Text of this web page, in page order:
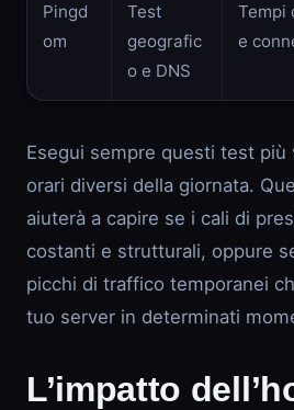
Pingd
om
Test
geografic
o e DNS
Tempi
e
Esegui sempre questi test
orari diversi della giornata.
aiuterà a capire se i cali di
costanti e strutturali, oppure
picchi di traffico temporanei
tuo server in determinati
L’impatto